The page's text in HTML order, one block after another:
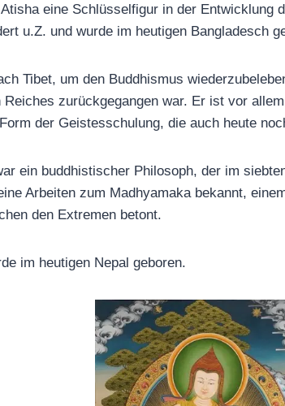
eine Schlüsselfigur in der Entwicklung
u.Z. und wurde im heutigen Bangladesch
Tibet, um den Buddhismus
zurückgegangen war. Er ist vor
der Geistesschulung, die auch heute
ein buddhistischer Philosoph, der im
Arbeiten zum Madhyamaka bekannt,
den Extremen betont.
im heutigen Nepal geboren.